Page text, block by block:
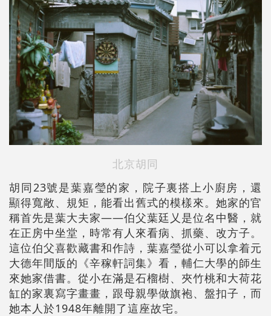
北京胡同
胡同23號是葉嘉瑩的家，院子裏搭上小廚房，還
顯得寬敞、規矩，能看出舊式的模樣來。她家的官
稱首先是葉大夫家——伯父葉廷乂是位名中醫，就
在正房中坐堂，時常有人來看病、抓藥、改方子。
這位伯父喜歡藏書和作詩，葉嘉瑩從小可以拿着元
大德年間版的《辛稼軒詞集》看，輔仁大學的師生
來她家借書。從小在滿是石榴樹、夾竹桃和大荷花
缸的家裏寫字畫畫，跟母親學做旗袍、盤扣子，而
她本人於1948年離開了這座故宅。